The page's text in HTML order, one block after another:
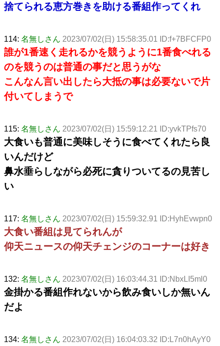
捨てられる恵方巻きを助ける番組作ってくれ
114: 名無しさん 2023/07/02(日) 15:58:35.01 ID:f+7BFCFP0
誰が1番速く走れるかを競うように1番食べれる
のを競うのは普通の事だと思うがな
こんなん言い出したら大抵の事は必要ないで片
付いてしまうで
115: 名無しさん 2023/07/02(日) 15:59:12.21 ID:yvkTPfs70
大食いも普通に美味しそうに食べてくれたら良
いんだけど
鼻水垂らしながら必死に貪りついてるの見苦し
い
117: 名無しさん 2023/07/02(日) 15:59:32.91 ID:HyhEvwpn0
大食い番組は見てられんが
仰天ニュースの仰天チェンジのコーナーは好き
132: 名無しさん 2023/07/02(日) 16:03:44.31 ID:NbxLI5ml0
金掛かる番組作れないから飲み食いしか無いん
だよ
134: 名無しさん 2023/07/02(日) 16:04:03.32 ID:L7n0hAyY0